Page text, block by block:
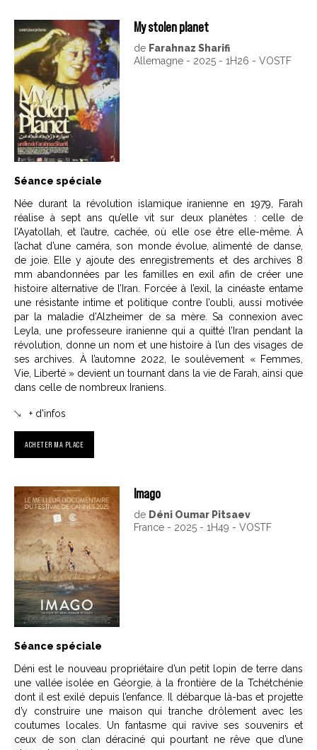
My stolen planet
de Farahnaz Sharifi
Allemagne - 2025 - 1H26 - VOSTF
Séance spéciale
Née durant la révolution islamique iranienne en 1979, Farah
réalise à sept ans qu’elle vit sur deux planètes : celle de
l’Ayatollah, et l’autre, cachée, où elle ose être elle-même. À
l’achat d’une caméra, son monde évolue, alimenté de danse,
de joie. Elle y ajoute des enregistrements et des archives 8
mm abandonnées par les familles en exil afin de créer une
histoire alternative de l’Iran. Forcée à l’exil, la cinéaste entame
une résistante intime et politique contre l’oubli, aussi motivée
par la maladie d’Alzheimer de sa mère. Sa connexion avec
Leyla, une professeure iranienne qui a quitté l’Iran pendant la
révolution, donne un nom et une histoire à l’un des visages de
ses archives. À l’automne 2022, le soulèvement « Femmes,
Vie, Liberté » devient un tournant dans la vie de Farah, ainsi que
dans celle de nombreux Iraniens.
+ d'infos
ACHETER MA PLACE
Imago
de Déni Oumar Pitsaev
France - 2025 - 1H49 - VOSTF
Séance spéciale
Déni est le nouveau propriétaire d’un petit lopin de terre dans
une vallée isolée en Géorgie, à la frontière de la Tchétchénie
dont il est exilé depuis l’enfance. Il débarque là-bas et projette
d’y construire une maison qui tranche drôlement avec les
coutumes locales. Un fantasme qui ravive ses souvenirs et
ceux de son clan déraciné qui pourtant ne rêve que d’une